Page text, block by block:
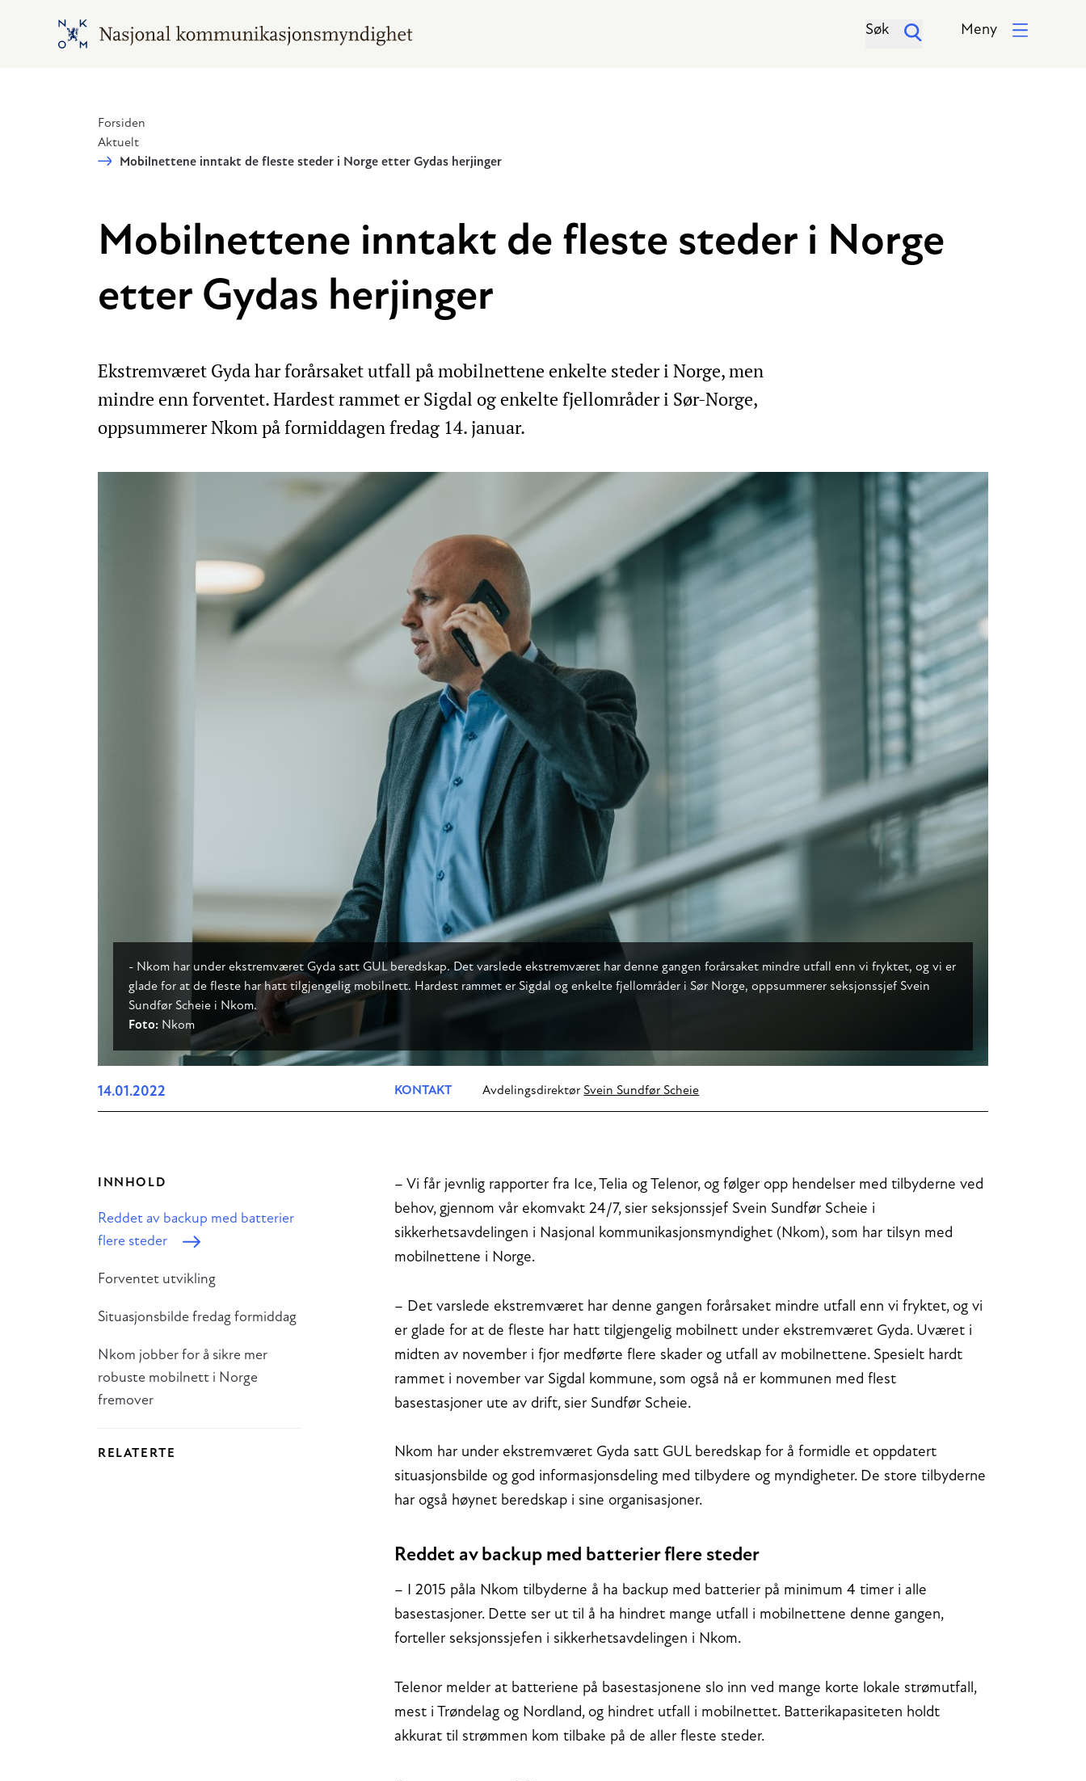
Hopp til hovedinnhold
Gå til hovedsiden Søk Meny
Forsiden
Aktuelt
Mobilnettene inntakt de fleste steder i Norge etter Gydas herjinger
Mobilnettene inntakt de fleste steder i Norge
etter Gydas herjinger
Ekstremværet Gyda har forårsaket utfall på mobilnettene enkelte steder i Norge, men
mindre enn forventet. Hardest rammet er Sigdal og enkelte fjellområder i Sør-Norge,
oppsummerer Nkom på formiddagen fredag 14. januar.
- Nkom har under ekstremværet Gyda satt GUL beredskap. Det varslede ekstremværet har denne gangen forårsaket mindre utfall enn vi fryktet, og vi er
glade for at de fleste har hatt tilgjengelig mobilnett. Hardest rammet er Sigdal og enkelte fjellområder i Sør Norge, oppsummerer seksjonssjef Svein
Sundfør Scheie i Nkom.
Foto: Nkom
14.01.2022 KONTAKT Avdelingsdirektør Svein Sundfør Scheie
INNHOLD
Reddet av backup med batterier
flere steder
Forventet utvikling
Situasjonsbilde fredag formiddag
Nkom jobber for å sikre mer
robuste mobilnett i Norge
fremover
RELATERTE
– Vi får jevnlig rapporter fra Ice, Telia og Telenor, og følger opp hendelser med tilbyderne ved
behov, gjennom vår ekomvakt 24/7, sier seksjonssjef Svein Sundfør Scheie i
sikkerhetsavdelingen i Nasjonal kommunikasjonsmyndighet (Nkom), som har tilsyn med
mobilnettene i Norge.
– Det varslede ekstremværet har denne gangen forårsaket mindre utfall enn vi fryktet, og vi
er glade for at de fleste har hatt tilgjengelig mobilnett under ekstremværet Gyda. Uværet i
midten av november i fjor medførte flere skader og utfall av mobilnettene. Spesielt hardt
rammet i november var Sigdal kommune, som også nå er kommunen med flest
basestasjoner ute av drift, sier Sundfør Scheie.
Nkom har under ekstremværet Gyda satt GUL beredskap for å formidle et oppdatert
situasjonsbilde og god informasjonsdeling med tilbydere og myndigheter. De store tilbyderne
har også høynet beredskap i sine organisasjoner.
Reddet av backup med batterier flere steder
– I 2015 påla Nkom tilbyderne å ha backup med batterier på minimum 4 timer i alle
basestasjoner. Dette ser ut til å ha hindret mange utfall i mobilnettene denne gangen,
forteller seksjonssjefen i sikkerhetsavdelingen i Nkom.
Telenor melder at batteriene på basestasjonene slo inn ved mange korte lokale strømutfall,
mest i Trøndelag og Nordland, og hindret utfall i mobilnettet. Batterikapasiteten holdt
akkurat til strømmen kom tilbake på de aller fleste steder.